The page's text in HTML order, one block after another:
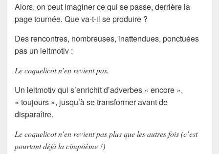
Alors, on peut imaginer ce qui se passe, derrière la
page tournée. Que va-t-il se produire ?
Des rencontres, nombreuses, inattendues, ponctuées
pas un leitmotiv :
Le coquelicot n’en revient pas.
Un leitmotiv qui s’enrichit d’adverbes « encore »,
« toujours », jusqu’à se transformer avant de
disparaître.
Le coquelicot n’en revient pas plus que les autres fois (c’est
pourtant déjà la cinquième !)